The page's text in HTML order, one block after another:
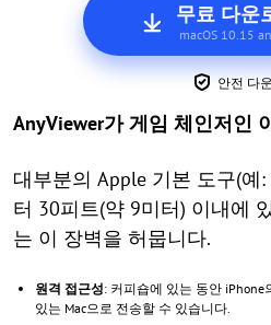
무료 다운
macOS 10.15
안전 다
AnyViewer가 게임 체인저인
대부분의 Apple 기본 도구(예
터 30피트(약 9미터) 이내에
는 이 장벽을 허뭅니다.
원격 접근성: 커피숍에 있는 동안
있는 Mac으로 전송할 수 있습니다.